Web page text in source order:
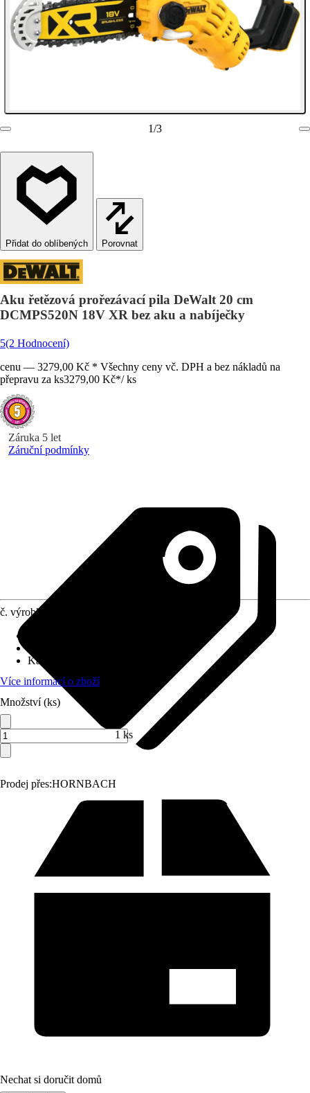
1/3
Porovnat
Aku řetězová prořezávací pila DeWalt 20 cm
DCMPS520N 18V XR bez aku a nabíječky
5(2 Hodnocení)
cenu — 3279,00 Kč * Všechny ceny vč. DPH a bez nákladů na
přepravu za ks3279,00 Kč*/ ks
Záruka 5 let
Záruční podmínky
Prodej přes:HORNBACH
č. výrobku
Kapacita akumulátoru
Více informací o zboží
Množství (ks)
1 ks
Nechat si doručit domů